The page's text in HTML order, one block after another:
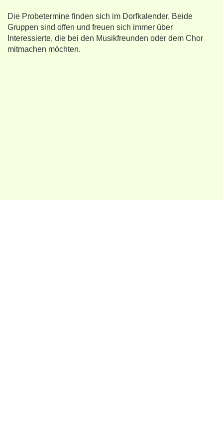
Die Probetermine finden sich im Dorfkalender. Beide
Gruppen sind offen und freuen sich immer über
Interessierte, die bei den Musikfreunden oder dem Chor
mitmachen möchten.